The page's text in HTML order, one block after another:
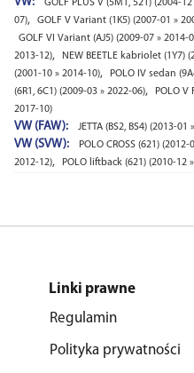
GOLF PLUS V (5M1, 521) (2004-
07), GOLF V Variant (1K5) (2007-01 »
GOLF VI Variant (AJ5) (2009-07 » 2014-
2013-12), NEW BEETLE kabriolet (1Y7)
(2001-10 » 2014-10), POLO IV sedan
(6R1, 6C1) (2009-03 » 2022-06),
POLO
2017-10)
VW (FAW): JETTA (BS2, BS4) (2013-01
VW (SVW): POLO CROSS (621) (2012-
2012-12), POLO liftback (621) (2010-12
Linki prawne
Regulamin
Polityka prywatności